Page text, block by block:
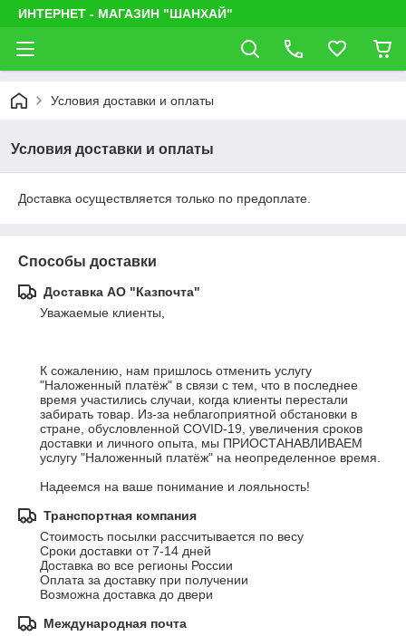
ИНТЕРНЕТ - МАГАЗИН "ШАНХАЙ"
Условия доставки и оплаты
Условия доставки и оплаты
Доставка осуществляется только по предоплате.
Способы доставки
Доставка АО "Казпочта"
Уважаемые клиенты,
К сожалению, нам пришлось отменить услугу
"Наложенный платёж" в связи с тем, что в последнее
время участились случаи, когда клиенты перестали
забирать товар. Из-за неблагоприятной обстановки в
стране, обусловленной COVID-19, увеличения сроков
доставки и личного опыта, мы ПРИОСТАНАВЛИВАЕМ
услугу "Наложенный платёж" на неопределенное время.
Надеемся на ваше понимание и лояльность!
Транспортная компания
Стоимость посылки рассчитывается по весу
Сроки доставки от 7-14 дней
Доставка во все регионы России
Оплата за доставку при получении
Возможна доставка до двери
Международная почта